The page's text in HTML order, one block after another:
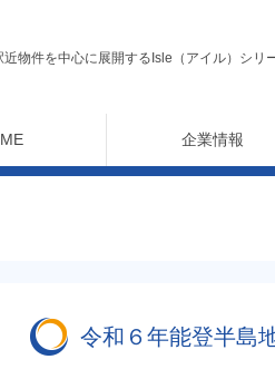
物件を中心に展開するIsle（アイル）シリ
企業情報
令和６年能登半島